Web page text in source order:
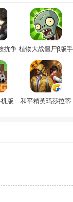
抗争 植物大战僵尸β版手
机版
版
和平精英玛莎拉蒂